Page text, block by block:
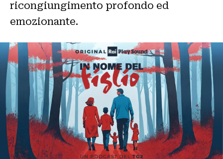
ricongiungimento profondo ed
emozionante.